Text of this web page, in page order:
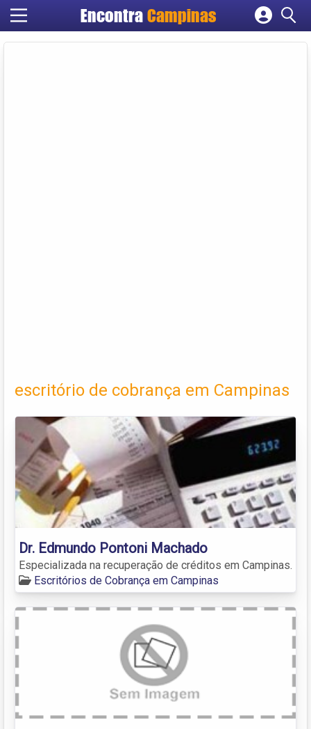
Encontra Campinas
Cadastrar empresa
escritório de cobrança em Campinas
Dr. Edmundo Pontoni Machado
Especializada na recuperação de créditos em Campinas.
Escritórios de Cobrança em Campinas